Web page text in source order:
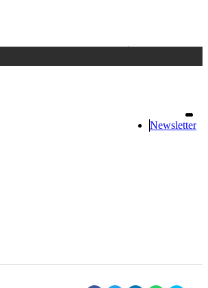
Accedioppure registrati
Newsletter